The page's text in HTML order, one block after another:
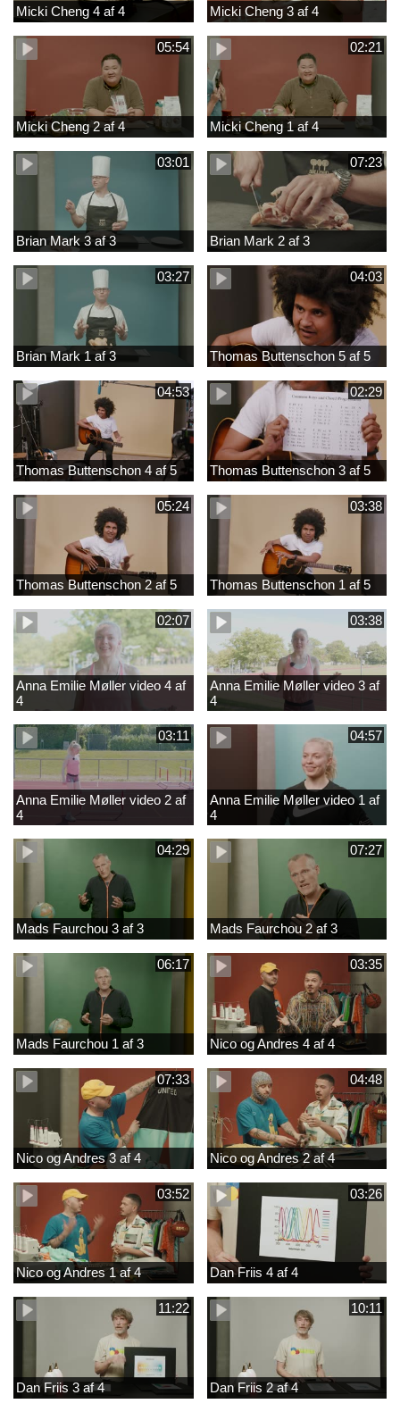
Micki Cheng 4 af 4 Micki Cheng 3 af 4
05:54
Micki Cheng 2 af 4
02:21
Micki Cheng 1 af 4
03:01
Brian Mark 3 af 3
07:23
Brian Mark 2 af 3
03:27
Brian Mark 1 af 3
04:03
Thomas Buttenschon 5 af 5
04:53
Thomas Buttenschon 4 af 5
02:29
Thomas Buttenschon 3 af 5
05:24
Thomas Buttenschon 2 af 5
03:38
Thomas Buttenschon 1 af 5
02:07
Anna Emilie Møller video 4 af
4
03:38
Anna Emilie Møller video 3 af
4
03:11
Anna Emilie Møller video 2 af
4
04:57
Anna Emilie Møller video 1 af
4
04:29
Mads Faurchou 3 af 3
07:27
Mads Faurchou 2 af 3
06:17
Mads Faurchou 1 af 3
03:35
Nico og Andres 4 af 4
07:33
Nico og Andres 3 af 4
04:48
Nico og Andres 2 af 4
03:52
Nico og Andres 1 af 4
03:26
Dan Friis 4 af 4
11:22
Dan Friis 3 af 4
10:11
Dan Friis 2 af 4